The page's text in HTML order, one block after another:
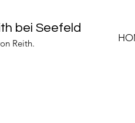
bei Seefeld
Reith.